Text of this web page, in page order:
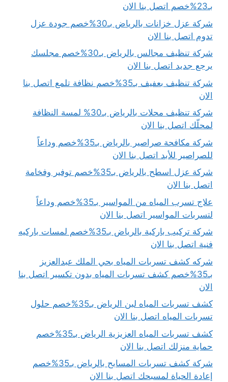
بـ23%خصم اتصل بنا الان
شركة عزل خزانات بالرياض بـ30%خصم جودة عزل
تدوم اتصل بنا الان
شركة تنظيف مجالس بالرياض بـ30%خصم مجلسك
يرجع جديد اتصل بنا الان
شركة تنظيف بعفيف بـ35%خصم نظافة تلمع اتصل بنا
الان
شركة تنظيف محلات بالرياض بـ30% لمسة النظافة
لمحلّك اتصل بنا الان
شركة مكافحة صراصير بالرياض بـ35%خصم وداعاً
للصراصير للأبد اتصل بنا الان
شركة عزل اسطح بالرياض بـ35%خصم توفير وفخامة
اتصل بنا الان
علاج تسرب المياه من المواسير بـ35%خصم وداعاً
لتسربات المواسير اتصل بنا الان
شركة تركيب باركية بالرياض بـ35%خصم لمسات باركيه
فنية اتصل بنا الان
شركه كشف تسربات المياه بحي الملك عبدالعزيز
بـ35%خصم كشف تسربات المياه بدون تكسير اتصل بنا
الان
كشف تسربات المياه لبن الرياض بـ35%خصم حلول
تسربات المياه اتصل بنا الان
كشف تسربات المياه العزيزية الرياض بـ35%خصم
حماية منزلك اتصل بنا الان
شركة كشف تسربات المسابح بالرياض بـ35%خصم
إعادة الحياة لمسبحك اتصل بنا الان